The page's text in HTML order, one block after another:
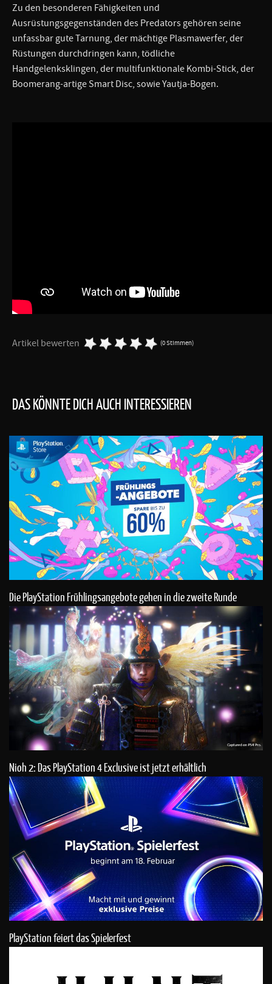
Zu den besonderen Fähigkeiten und
Ausrüstungsgegenständen des Predators gehören seine
unfassbar gute Tarnung, der mächtige Plasmawerfer, der
Rüstungen durchdringen kann, tödliche
Handgelenksklingen, der multifunktionale Kombi-Stick, der
Boomerang-artige Smart Disc, sowie Yautja-Bogen.
Artikel bewerten (0 Stimmen)
DAS KÖNNTE DICH AUCH INTERESSIEREN
Die PlayStation Frühlingsangebote gehen in die zweite Runde
Nioh 2: Das PlayStation 4 Exclusive ist jetzt erhältlich
PlayStation feiert das Spielerfest